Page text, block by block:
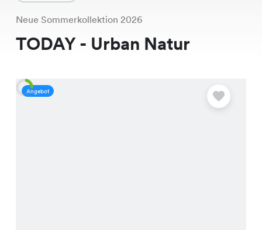
Neue Sommerkollektion 2026
TODAY - Urban Natur
Angebot